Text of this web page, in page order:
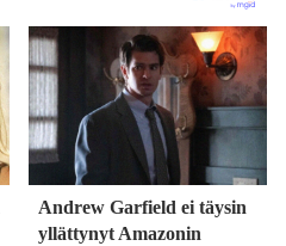
Andrew Garfield ei täysin
yllättynyt Amazonin